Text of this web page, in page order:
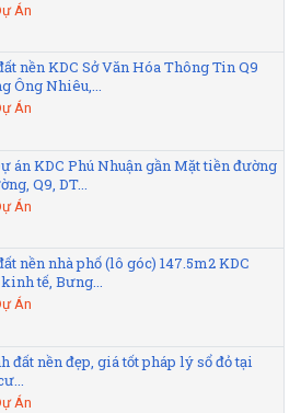
Án
nền KDC Sở Văn Hóa Thông Tin Q9
Ông Nhiêu,...
Án
án KDC Phú Nhuận gần Mặt tiền đường
Q9, DT...
Án
nền nhà phố (lô góc) 147.5m2 KDC
tế, Bưng...
Án
đất nền đẹp, giá tốt pháp lý sổ đỏ tại
Án